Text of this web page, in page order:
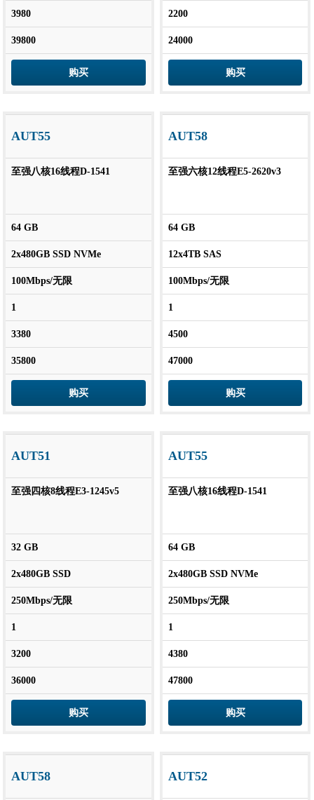
3980
39800
购买
2200
24000
购买
AUT55
至强八核16线程D-1541
64 GB
2x480GB SSD NVMe
100Mbps/无限
1
3380
35800
购买
AUT58
至强六核12线程E5-2620v3
64 GB
12x4TB SAS
100Mbps/无限
1
4500
47000
购买
AUT51
至强四核8线程E3-1245v5
32 GB
2x480GB SSD
250Mbps/无限
1
3200
36000
购买
AUT55
至强八核16线程D-1541
64 GB
2x480GB SSD NVMe
250Mbps/无限
1
4380
47800
购买
AUT58 AUT52